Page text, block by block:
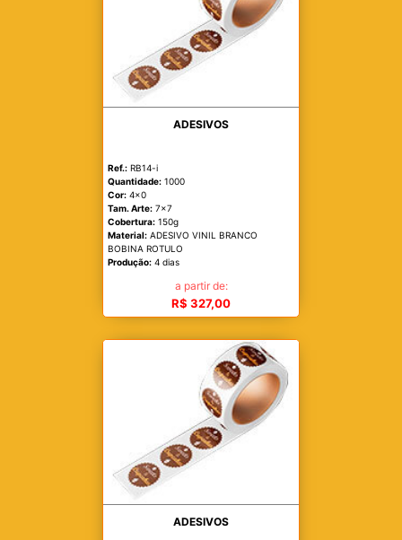
ADESIVOS
Ref.: RB14-i
Quantidade: 1000
Cor: 4x0
Tam. Arte: 7x7
Cobertura: 150g
Material: ADESIVO VINIL BRANCO
BOBINA ROTULO
Produção: 4 dias
a partir de:
R$ 327,00
ADESIVOS